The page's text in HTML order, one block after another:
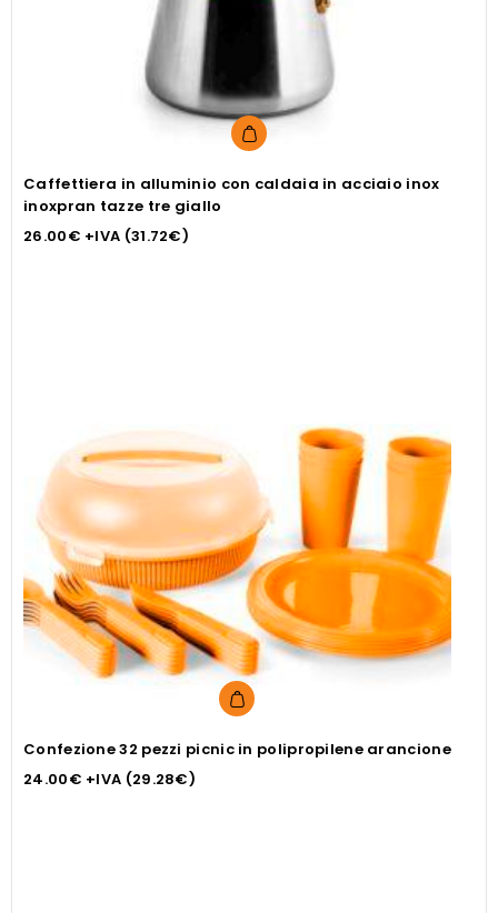
Caffettiera in alluminio con caldaia in acciaio inox
inoxpran tazze tre giallo
26.00€ +IVA (31.72€)
Confezione 32 pezzi picnic in polipropilene arancione
24.00€ +IVA (29.28€)